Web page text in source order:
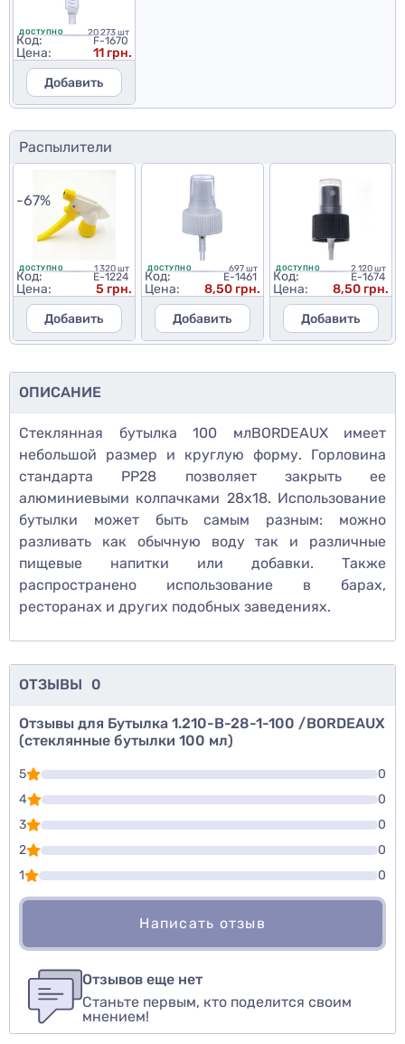
ДОСТУПНО 20 273 шт
Код: F-1670
Цена:
11 грн.
Добавить
Распылители
-67%
ДОСТУПНО 1 320 шт
Код: E-1224
Цена:
5 грн.
Добавить
ДОСТУПНО 697 шт
Код: E-1461
Цена:
8,50 грн.
Добавить
ДОСТУПНО 2 120 шт
Код: E-1674
Цена:
8,50 грн.
Добавить
ОПИСАНИЕ
Стеклянная бутылка 100 млBORDEAUX имеет
небольшой размер и круглую форму. Горловина
стандарта PP28 позволяет закрыть ее
алюминиевыми колпачками 28х18. Использование
бутылки может быть самым разным: можно
разливать как обычную воду так и различные
пищевые напитки или добавки. Также
распространено использование в барах,
ресторанах и других подобных заведениях.
ОТЗЫВЫ 0
Отзывы для Бутылка 1.210-B-28-1-100 /BORDEAUX
(стеклянные бутылки 100 мл)
5
0
4
0
3
0
2
0
1
0
Написать отзыв
авторизуйтесь иливойдите
Оценить товар
Отзывов еще нет
Станьте первым, кто поделится своим
мнением!